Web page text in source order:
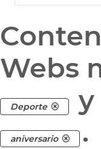
Webs
Deporte
aniversario .